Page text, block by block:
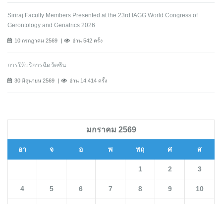
Siriraj Faculty Members Presented at the 23rd IAGG World Congress of
Gerontology and Geriatrics 2026
10 กรกฎาคม 2569 อ่าน 542 ครั้ง
การให้บริการฉีดวัคซีน
30 มิถุนายน 2569 อ่าน 14,414 ครั้ง
มกราคม 2569
อา จ อ พ พฤ ศ ส
1 2 3
4 5 6 7 8 9 10